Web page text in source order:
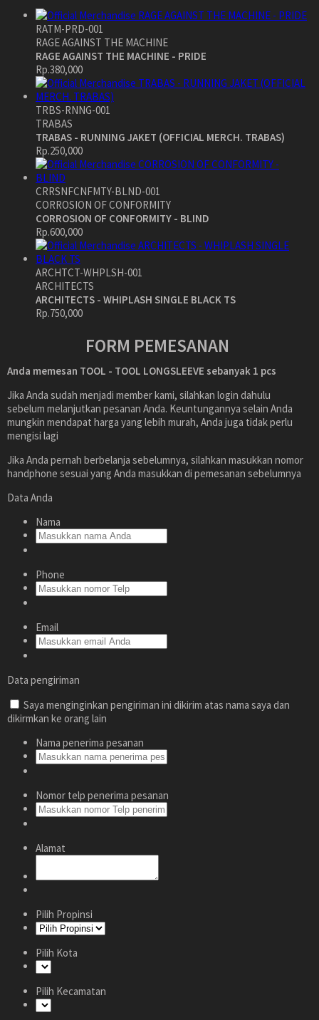
RATM-PRD-001
RAGE AGAINST THE MACHINE
RAGE AGAINST THE MACHINE - PRIDE
Rp.380,000
TRBS-RNNG-001
TRABAS
TRABAS - RUNNING JAKET (OFFICIAL MERCH. TRABAS)
Rp.250,000
CRRSNFCNFMTY-BLND-001
CORROSION OF CONFORMITY
CORROSION OF CONFORMITY - BLIND
Rp.600,000
ARCHTCT-WHPLSH-001
ARCHITECTS
ARCHITECTS - WHIPLASH SINGLE BLACK TS
Rp.750,000
FORM PEMESANAN
Anda memesan TOOL - TOOL LONGSLEEVE sebanyak 1 pcs
Jika Anda sudah menjadi member kami, silahkan login dahulu
sebelum melanjutkan pesanan Anda. Keuntungannya selain Anda
mungkin mendapat harga yang lebih murah, Anda juga tidak perlu
mengisi lagi
Jika Anda pernah berbelanja sebelumnya, silahkan masukkan nomor
handphone sesuai yang Anda masukkan di pemesanan sebelumnya
Data Anda
Nama
Phone
Email
Data pengiriman
Saya menginginkan pengiriman ini dikirim atas nama saya dan
dikirmkan ke orang lain
Nama penerima pesanan
Nomor telp penerima pesanan
Alamat
Pilih Propinsi
Pilih Kota
Pilih Kecamatan